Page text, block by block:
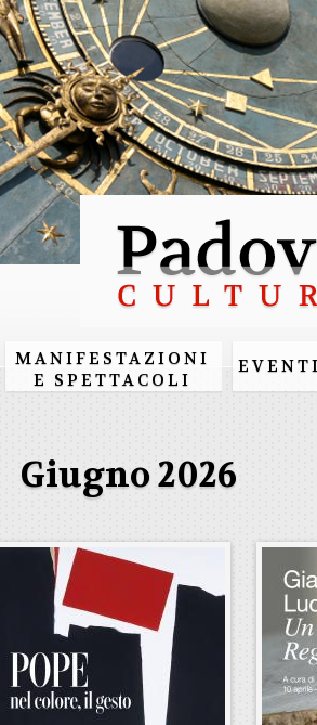
Salta al
contenuto
principale
MANIFESTAZIONI
E SPETTACOLI
Giugno 2026